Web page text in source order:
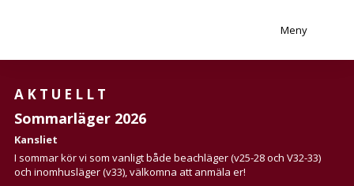
Meny
AKTUELLT
Sommarläger 2026
Kansliet
I sommar kör vi som vanligt både beachläger (v25-28 och V32-33)
och inomhusläger (v33), välkomna att anmäla er!